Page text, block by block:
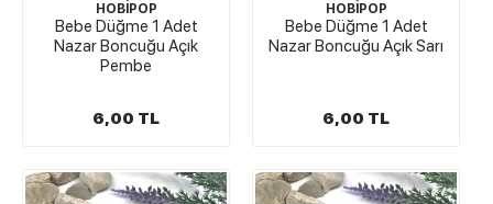
HOBİPOP
Bebe Düğme 1 Adet
Nazar Boncuğu Açık
Pembe
6,00 TL
HOBİPOP
Bebe Düğme 1 Adet
Nazar Boncuğu Açık Sarı
6,00 TL